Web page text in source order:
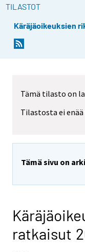
TILASTOT
Käräjäoikeuksien
Tämä tilasto on
Tilastosta ei
Tämä sivu on
ratkaisut